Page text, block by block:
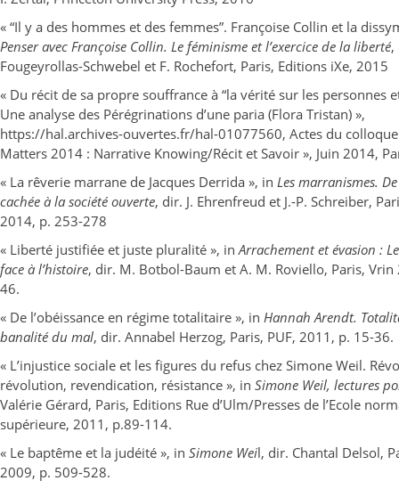
« “Il y a des hommes et des femmes”. Françoise Collin et la
Penser avec Françoise Collin. Le féminisme et l’exercice de la liberté,
Fougeyrollas-Schwebel et F. Rochefort, Paris, Editions iXe, 2015
« Du récit de sa propre souffrance à “la vérité sur les personnes
Une analyse des Pérégrinations d’une paria (Flora Tristan) »,
https://hal.archives-ouvertes.fr/hal-01077560, Actes du
Matters 2014 : Narrative Knowing/Récit et Savoir », Juin 2014,
« La rêverie marrane de Jacques Derrida », in Les marranismes.
cachée à la société ouverte, dir. J. Ehrenfreud et J.-P. Schreiber,
2014, p. 253-278
« Liberté justifiée et juste pluralité », inArrachement et évasion :
face à l’histoire, dir. M. Botbol-Baum et A. M. Roviello, Paris,
46.
« De l’obéissance en régime totalitaire », in Hannah Arendt.
banalité du mal, dir. Annabel Herzog, Paris, PUF, 2011, p. 15-36.
« L’injustice sociale et les figures du refus chez Simone Weil.
révolution, revendication, résistance », in Simone Weil, lectures
Valérie Gérard, Paris, Editions Rue d’Ulm/Presses de l’Ecole
supérieure, 2011, p.89-114.
« Le baptême et la judéité », in Simone Weil, dir. Chantal Delsol,
2009, p. 509-528.